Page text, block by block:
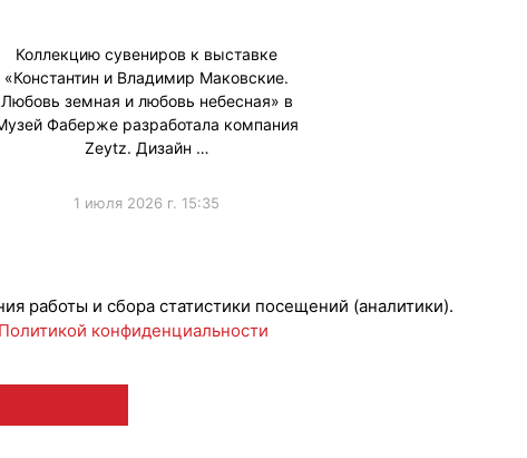
Коллекцию сувениров к выставке
«Константин и Владимир Маковские.
Любовь земная и любовь небесная» в
Фаберже разработала компания
Zeytz. Дизайн …
1 июля 2026 г. 15:35
12+
работы и сбора статистики посещений (аналитики).
Политикой конфиденциальности